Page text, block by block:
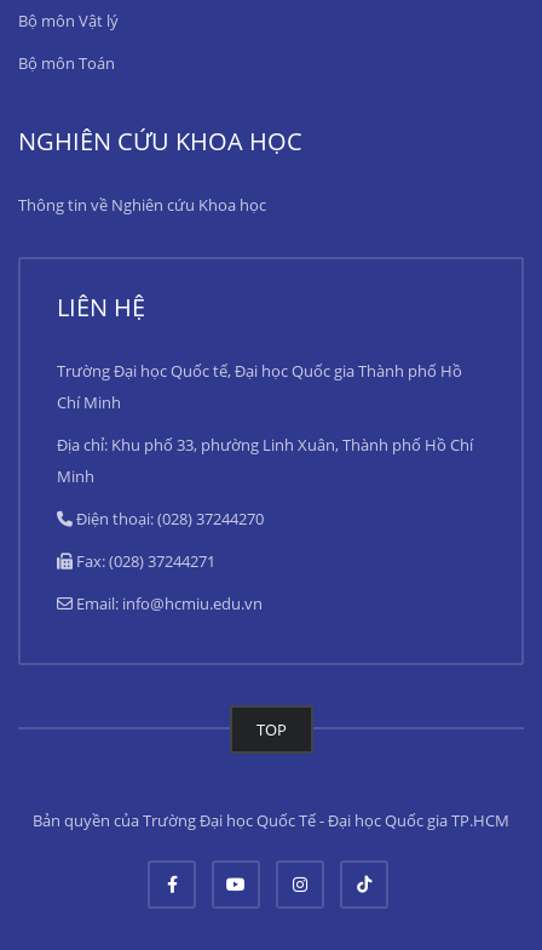
Bộ môn Vật lý
Bộ môn Toán
NGHIÊN CỨU KHOA HỌC
Thông tin về Nghiên cứu Khoa học
LIÊN HỆ
Trường Đại học Quốc tế, Đại học Quốc gia Thành phố Hồ
Chí Minh
Địa chỉ: Khu phố 33, phường Linh Xuân, Thành phố Hồ Chí
Minh
Điện thoại: (028) 37244270
Fax: (028) 37244271
Email: info@hcmiu.edu.vn
TOP
Bản quyền của Trường Đại học Quốc Tế - Đại học Quốc gia TP.HCM